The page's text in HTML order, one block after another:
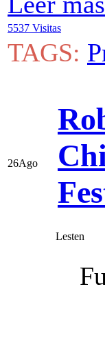
5537 Visitas
TAGS:
26Ago
Lesten